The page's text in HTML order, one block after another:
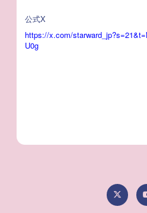
公式X
https://x.com/
U0g